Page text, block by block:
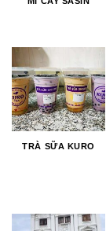
TRÀ SỮA KURO